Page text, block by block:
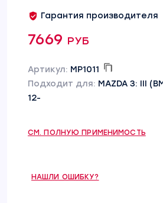
Гарантия производителя
7669 руб
Артикул: MP1011
Подходит для: MAZDA 3: III
12-
СМ. ПОЛНУЮ ПРИМЕНИМОСТЬ
НАШЛИ ОШИБКУ?